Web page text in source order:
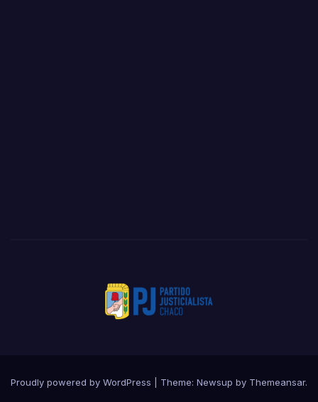
Proudly powered by WordPress Theme: Newsup by Themeansar.